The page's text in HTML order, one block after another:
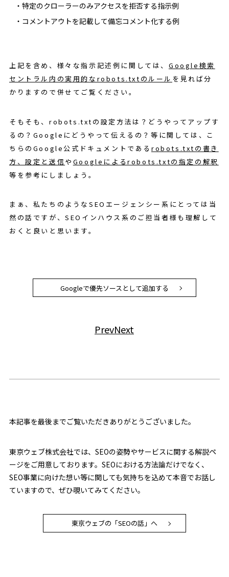
特定のクローラーのみアクセスを拒否する指示例
コメントアウトを記載して備忘コメント化する例
上記を含め、様々な指示記述例に関しては、 Google検索
セントラル内の実用的なrobots.txtのルール を見れば分
かりますので併せてご覧ください。
そもそも、robots.txtの設定方法は？どうやってアップす
るの？Googleにどうやって伝えるの？等に関しては、こ
ちらのGoogle公式ドキュメントである robots.txtの書き
方、設定と送信や Googleによるrobots.txtの指定の解釈
等を参考にしましょう。
まぁ、私たちのようなSEOエージェンシー系にとっては当
然の話ですが、SEOインハウス系のご担当者様も理解して
おくと良いと思います。
Googleで優先ソースとして追加する
PrevNext
本記事を最後までご覧いただきありがとうございました。
東京ウェブ株式会社では、SEOの姿勢やサービスに関する解説ペ
ージをご用意しております。SEOにおける方法論だけでなく、
SEO事業に向けた想い等に関しても気持ちを込めて本音でお話し
ていますので、ぜひ覗いてみてください。
東京ウェブの「SEOの話」へ